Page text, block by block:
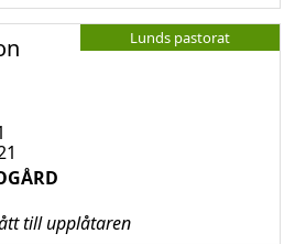
Lunds pastorat
till upplåtaren